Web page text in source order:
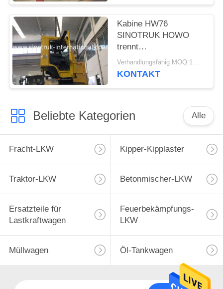
Kabine HW76
SINOTRUK HOWO
trennt
Sattelzugmaschine und
Auflieger sich vom
Verhandlungsfähig MOQ:1 EINHEIT
KONTAKT
Beliebte Kategorien Alle
Fracht-LKW Kipper-Kipplaster
Traktor-LKW Betonmischer-LKW
Ersatzteile für
Lastkraftwagen
Feuerbekämpfungs-
LKW
Müllwagen Öl-Tankwagen